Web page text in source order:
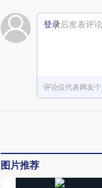
登录后发表评
评论仅代表网友
图片推荐